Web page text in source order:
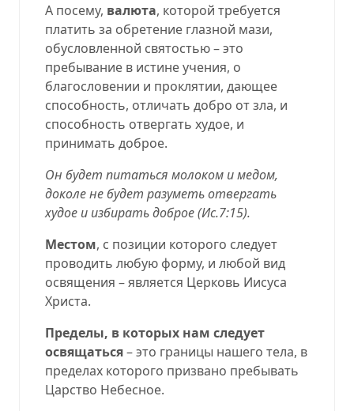
А посему, валюта, которой требуется
платить за обретение глазной мази,
обусловленной святостью – это
пребывание в истине учения, о
благословении и проклятии, дающее
способность, отличать добро от зла, и
способность отвергать худое, и
принимать доброе.
Он будет питаться молоком и медом,
доколе не будет разуметь отвергать
худое и избирать доброе (Ис.7:15).
Местом, с позиции которого следует
проводить любую форму, и любой вид
освящения – является Церковь Иисуса
Христа.
Пределы, в которых нам следует
освящаться– это границы нашего тела, в
пределах которого призвано пребывать
Царство Небесное.